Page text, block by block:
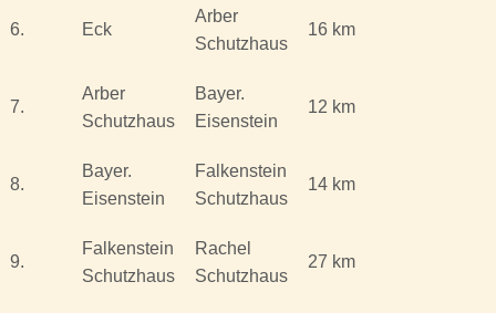
6. Eck
Arber
Schutzhaus
16 km
7.
Arber
Schutzhaus
Bayer.
Eisenstein
12 km
8.
Bayer.
Eisenstein
Falkenstein
Schutzhaus
14 km
9.
Falkenstein
Schutzhaus
Rachel
Schutzhaus
27 km